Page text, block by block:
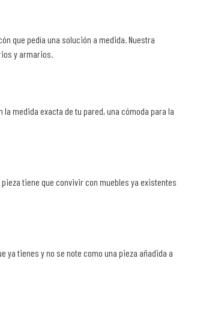
que pedía una solución a medida. Nuestra
y armarios.
medida exacta de tu pared, una cómoda para la
tiene que convivir con muebles ya existentes
tienes y no se note como una pieza añadida a